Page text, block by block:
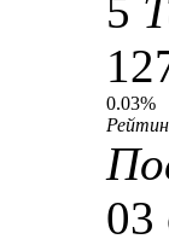
5
0.03%
03